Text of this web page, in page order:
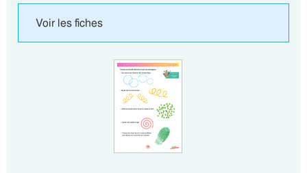
Voir les fiches